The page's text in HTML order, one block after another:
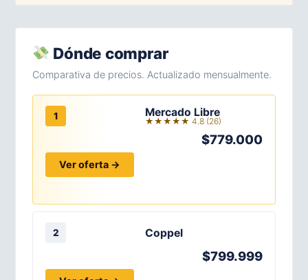
Dónde comprar
Comparativa de precios. Actualizado mensualmente.
1 Mercado Libre
★★★★★ 4.8 (26)
$779.000
Ver oferta →
2 Coppel
$799.999